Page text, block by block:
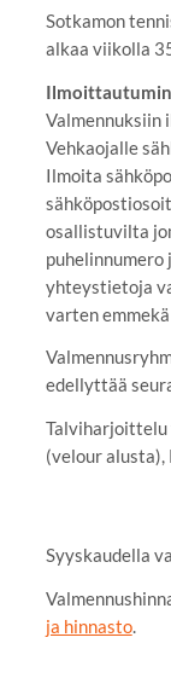
Sotkamon
alkaa viikolla
Valmennuksiin
Vehkaojalle
Ilmoita
osallistuvilta
puhelinnumero
yhteystietoja
varten
edellyttää
Talviharjoittelu
(velour
Syyskaudella
ja hinnasto.